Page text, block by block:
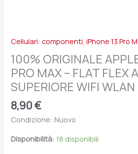
Cellulari: componenti,iPhone 13 Pro
100% ORIGINALE
PRO MAX – FLAT FLEX
SUPERIORE WIFI WLAN
8,90€
Condizione: Nuovo
Disponibilità: 18 disponibili